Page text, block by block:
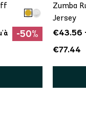
-50%
Zumba
Jersey
€43.56
€77.44